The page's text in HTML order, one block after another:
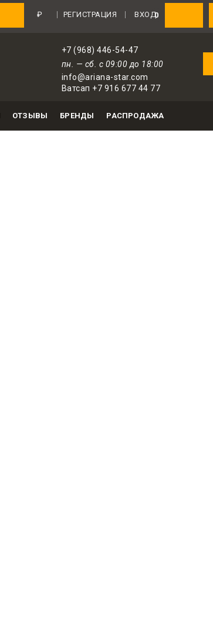
0
РЕГИСТРАЦИЯ ВХОД
₽
+7 (968) 446-54-47
пн. — сб. с 09:00 до 18:00
info@ariana-star.com
Ватсап +7 916 677 44 77
ОТЗЫВЫ БРЕНДЫ РАСПРОДАЖА